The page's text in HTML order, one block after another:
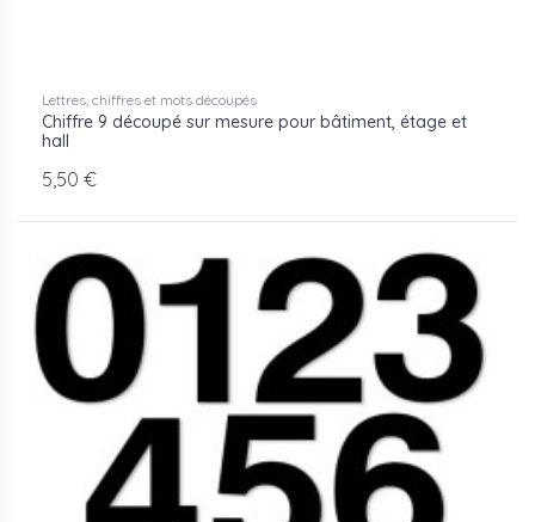
Lettres, chiffres et mots découpés
Chiffre 9 découpé sur mesure pour bâtiment, étage et
hall
5,50 €